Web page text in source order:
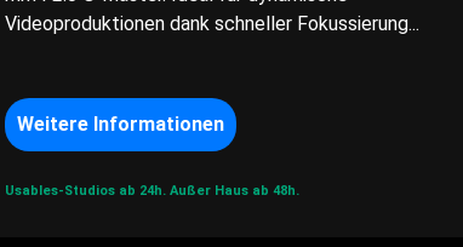
Videoproduktionen dank schneller Fokussierung...
Weitere Informationen
Usables-Studios ab 24h. Außer Haus ab 48h.